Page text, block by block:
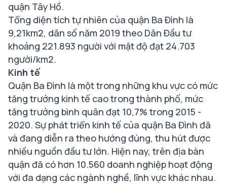
quận Tây Hồ.
Tổng diện tích tự nhiên của quận Ba Đình là
9,21km2, dân số năm 2019 theo Dân Đầu tư
khoảng 221.893 người với mật độ đạt 24.703
người/km2.
Kinh tế
Quận Ba Đình là một trong những khu vực có mức
tăng trưởng kinh tế cao trong thành phố, mức
tăng trưởng bình quân đạt 10,7% trong 2015 -
2020. Sự phát triển kinh tế của quận Ba Đình đã
và đang diễn ra theo hướng đúng, thu hút được
nhiều nguồn đầu tư lớn. Hiện nay, trên địa bàn
quận đã có hơn 10.560 doanh nghiệp hoạt động
với đa dạng các ngành nghề, lĩnh vực khác nhau.